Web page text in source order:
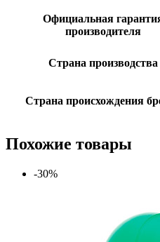
Официальная
производителя
Страна производства
Страна происхождения
Похожие товары
-30%